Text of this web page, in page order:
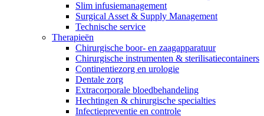
Vind het product dat je zoekt. Bekijk hier het complete
productassortiment.
Op een fijne plek goede nierzorg krijgen.
Heb je een vraag? Neem contact met ons op.
Slim infusiemanagement
Surgical Asset & Supply Management
Technische service
Therapieën
Chirurgische boor- en zaagapparatuur
Chirurgische instrumenten & sterilisatiecontainers
Continentiezorg en urologie
Dentale zorg
Extracorporale bloedbehandeling
Hechtingen & chirurgische specialties
Infectiepreventie en controle